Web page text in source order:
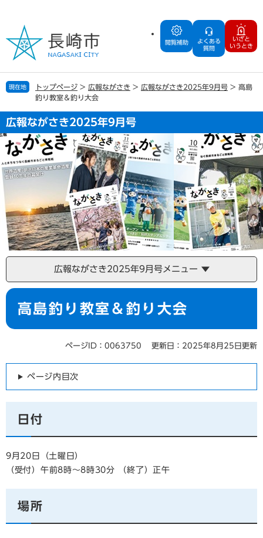
の
で
す
ー
ば
し
本
文
閲覧補助
よくある
質問
いざと
いうとき
現在地 トップページ > 広報ながさき > 広報ながさき2025年9月号 > 高島
釣り教室＆釣り大会
広報ながさき2025年9月号
広報ながさき2025年9月号メニュー
本
高島釣り教室＆釣り大会
ページID：0063750 更新日：2025年8月25日更新
ページ内目次
日付
9月20日（土曜日）
（受付）午前8時～8時30分 （終了）正午
場所